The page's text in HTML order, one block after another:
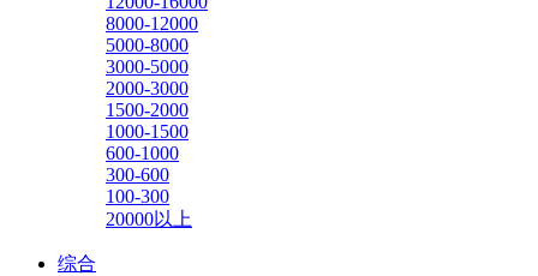
8000-12000
5000-8000
3000-5000
2000-3000
1500-2000
1000-1500
600-1000
300-600
100-300
20000以上
综合